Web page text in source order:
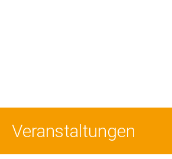
Veranstaltungen